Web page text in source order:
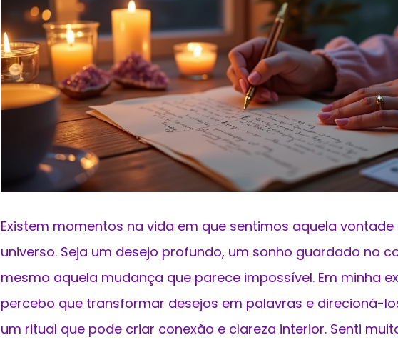
Existem momentos na vida em que sentimos aquela
universo. Seja um desejo profundo, um sonho guardado no
mesmo aquela mudança que parece impossível. Em minha
percebo que transformar desejos em palavras e direcioná-
um ritual que pode criar conexão e clareza interior. Senti